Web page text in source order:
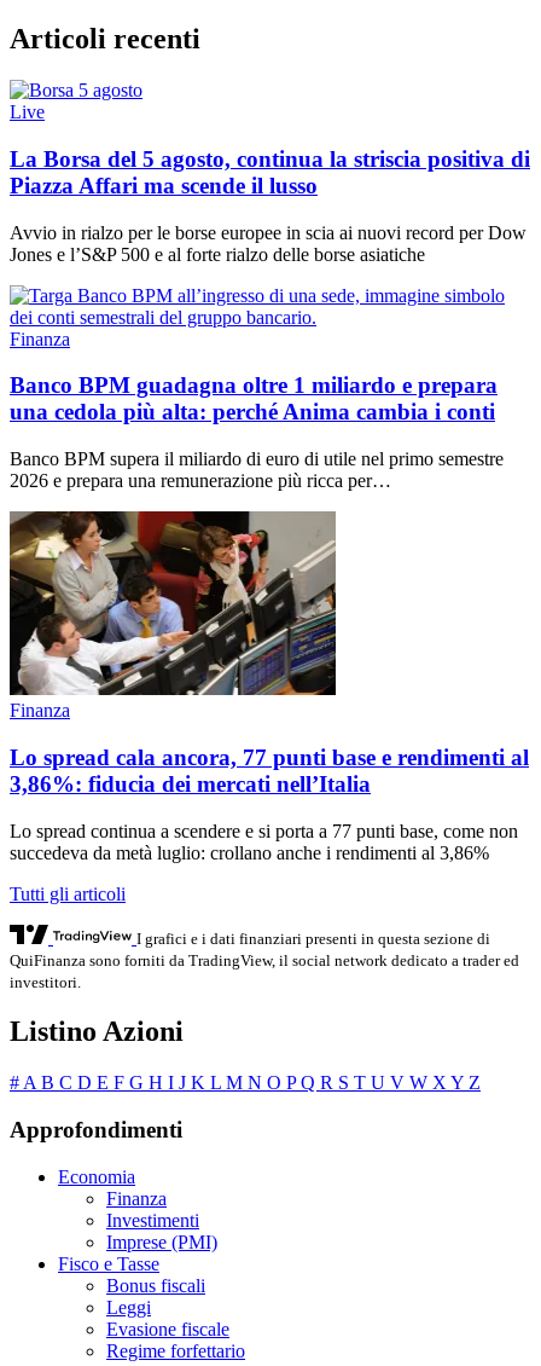
Articoli recenti
Live
La Borsa del 5 agosto, continua la striscia positiva di
Piazza Affari ma scende il lusso
Avvio in rialzo per le borse europee in scia ai nuovi record per Dow
Jones e l’S&P 500 e al forte rialzo delle borse asiatiche
Finanza
Banco BPM guadagna oltre 1 miliardo e prepara
una cedola più alta: perché Anima cambia i conti
Banco BPM supera il miliardo di euro di utile nel primo semestre
2026 e prepara una remunerazione più ricca per…
Finanza
Lo spread cala ancora, 77 punti base e rendimenti al
3,86%: fiducia dei mercati nell’Italia
Lo spread continua a scendere e si porta a 77 punti base, come non
succedeva da metà luglio: crollano anche i rendimenti al 3,86%
Tutti gli articoli
I grafici e i dati finanziari presenti in questa sezione di
QuiFinanza sono forniti da TradingView, il social network dedicato a trader ed
investitori.
Listino Azioni
# A B C D E F G H I J K L M N O PQ R S T U V W X Y Z
Approfondimenti
Economia
Finanza
Investimenti
Imprese (PMI)
Fisco e Tasse
Bonus fiscali
Leggi
Evasione fiscale
Regime forfettario